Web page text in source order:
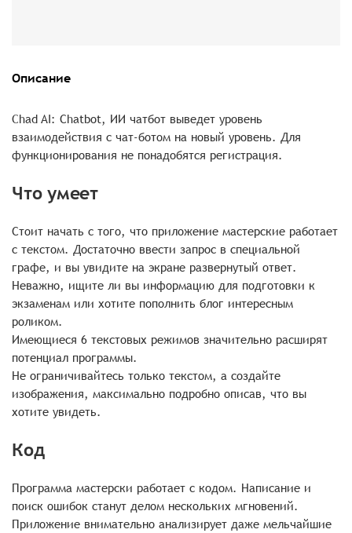
Описание
Chad AI: Сhatbot, ИИ чатбот выведет уровень
взаимодействия с чат-ботом на новый уровень. Для
функционирования не понадобятся регистрация.
Что умеет
Стоит начать с того, что приложение мастерские работает
с текстом. Достаточно ввести запрос в специальной
графе, и вы увидите на экране развернутый ответ.
Неважно, ищите ли вы информацию для подготовки к
экзаменам или хотите пополнить блог интересным
роликом.
Имеющиеся 6 текстовых режимов значительно расширят
потенциал программы.
Не ограничивайтесь только текстом, а создайте
изображения, максимально подробно описав, что вы
хотите увидеть.
Код
Программа мастерски работает с кодом. Написание и
поиск ошибок станут делом нескольких мгновений.
Приложение внимательно анализирует даже мельчайшие